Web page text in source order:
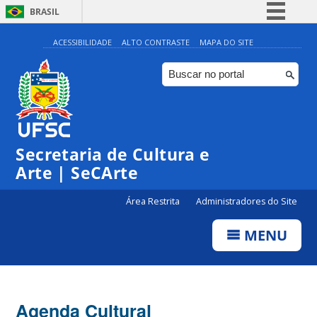
BRASIL
Simplifique!
Comunica BR
Participe
ACESSIBILIDADE ALTO CONTRASTE MAPA DO SITE
Secretaria de Cultura e
Arte | SeCArte
Área Restrita Administradores do Site
MENU
Agenda Cultural